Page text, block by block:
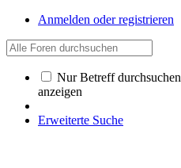
Anmelden oder registrieren
Nur Betreff durchsuchen
anzeigen
Erweiterte Suche